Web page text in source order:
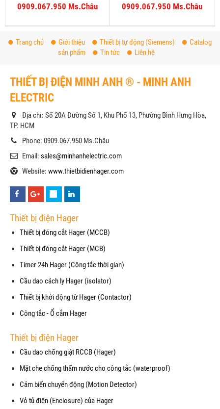
0909.067.950 Ms.Châu 0909.067.950 Ms.Châu
Trang chủ Giới thiệu Thiết bị tự động (Siemens)
Catalog
sản phẩm
Tin tức Liên hệ
THIẾT BỊ ĐIỆN MINH ANH ® - MINH ANH
ELECTRIC
Địa chỉ: Số 20A Đường Số 1, Khu Phố 13, Phường Bình Hưng Hòa,
TP. HCM
Phone: 0909.067.950 Ms.Châu
Email: sales@minhanhelectric.com
Website: www.thietbidienhager.com
Thiết bị điện Hager
Thiết bị đóng cắt Hager (MCCB)
Thiết bị đóng cắt Hager (MCB)
Timer 24h Hager (Công tắc thời gian)
Cầu dao cách ly Hager (isolator)
Thiết bị khởi động từ Hager (Contactor)
Công tắc - Ổ cắm Hager
Thiết bị điện Hager
Cầu dao chống giật RCCB (Hager)
Mặt che chống thấm nước cho công tắc (waterproof)
Cảm biến chuyển động (Motion Detector)
Vỏ tủ điện (Enclosure) của Hager